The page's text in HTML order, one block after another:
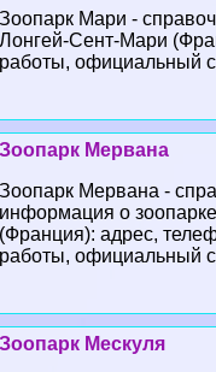
Зоопарк Мари -
Лонгeй-Сент-Мари
работы, официальный
Зоопарк Мервана
Зоопарк Мервана -
информация о
(Франция): адрес,
работы, официальный
Зоопарк Мескуля